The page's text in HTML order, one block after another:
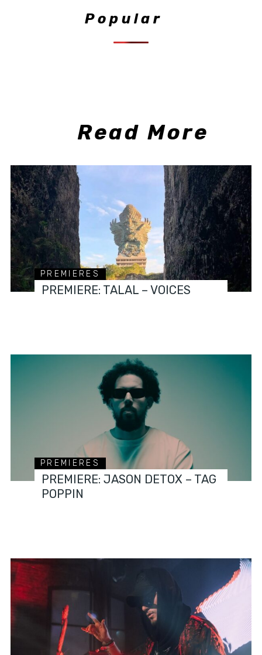
Popular
Read More
PREMIERES
PREMIERE: TALAL – VOICES
PREMIERES
PREMIERE: JASON DETOX – TAG
POPPIN